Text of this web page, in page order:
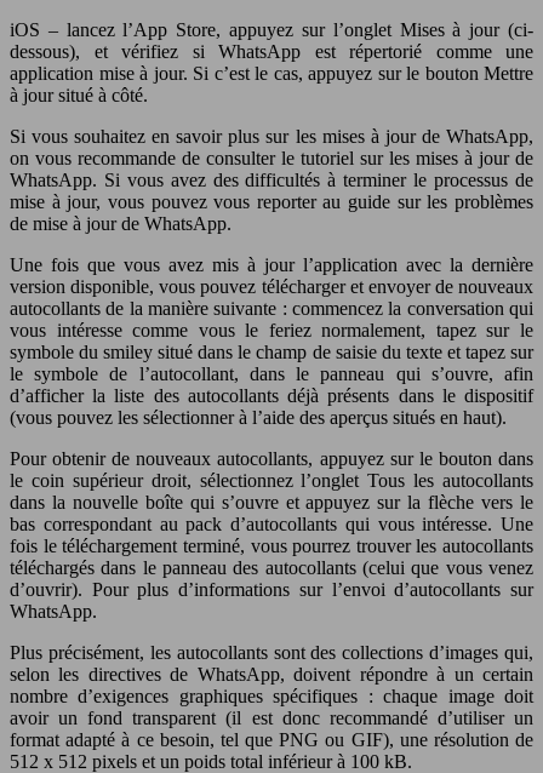
iOS – lancez l’App Store, appuyez sur l’onglet Mises à jour (ci-
dessous), et vérifiez si WhatsApp est répertorié comme une
application mise à jour. Si c’est le cas, appuyez sur le bouton Mettre
à jour situé à côté.
Si vous souhaitez en savoir plus sur les mises à jour de WhatsApp,
on vous recommande de consulter le tutoriel sur les mises à jour de
WhatsApp. Si vous avez des difficultés à terminer le processus de
mise à jour, vous pouvez vous reporter au guide sur les problèmes
de mise à jour de WhatsApp.
Une fois que vous avez mis à jour l’application avec la dernière
version disponible, vous pouvez télécharger et envoyer de nouveaux
autocollants de la manière suivante : commencez la conversation qui
vous intéresse comme vous le feriez normalement, tapez sur le
symbole du smiley situé dans le champ de saisie du texte et tapez sur
le symbole de l’autocollant, dans le panneau qui s’ouvre, afin
d’afficher la liste des autocollants déjà présents dans le dispositif
(vous pouvez les sélectionner à l’aide des aperçus situés en haut).
Pour obtenir de nouveaux autocollants, appuyez sur le bouton dans
le coin supérieur droit, sélectionnez l’onglet Tous les autocollants
dans la nouvelle boîte qui s’ouvre et appuyez sur la flèche vers le
bas correspondant au pack d’autocollants qui vous intéresse. Une
fois le téléchargement terminé, vous pourrez trouver les autocollants
téléchargés dans le panneau des autocollants (celui que vous venez
d’ouvrir). Pour plus d’informations sur l’envoi d’autocollants sur
WhatsApp.
Plus précisément, les autocollants sont des collections d’images qui,
selon les directives de WhatsApp, doivent répondre à un certain
nombre d’exigences graphiques spécifiques : chaque image doit
avoir un fond transparent (il est donc recommandé d’utiliser un
format adapté à ce besoin, tel que PNG ou GIF), une résolution de
512 x 512 pixels et un poids total inférieur à 100 kB.